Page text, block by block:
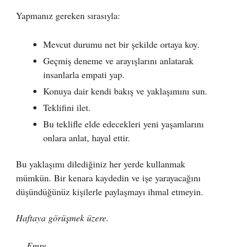
Yapmanız gereken sırasıyla:
Mevcut durumu net bir şekilde ortaya koy.
Geçmiş deneme ve arayışlarını anlatarak
insanlarla empati yap.
Konuya dair kendi bakış ve yaklaşımını sun.
Teklifini ilet.
Bu teklifle elde edecekleri yeni yaşamlarını
onlara anlat, hayal ettir.
Bu yaklaşımı dilediğiniz her yerde kullanmak
mümkün. Bir kenara kaydedin ve işe yarayacağını
düşündüğünüz kişilerle paylaşmayı ihmal etmeyin.
Haftaya görüşmek üzere.